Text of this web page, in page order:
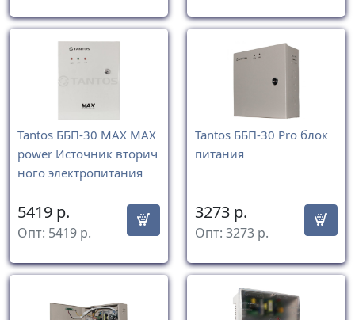
Tantos ББП-30 MAX MAX
power Источник вторич
ного электропитания
5419 р.
Опт: 5419 р.
Tantos ББП-30 Pro блок
питания
3273 р.
Опт: 3273 р.